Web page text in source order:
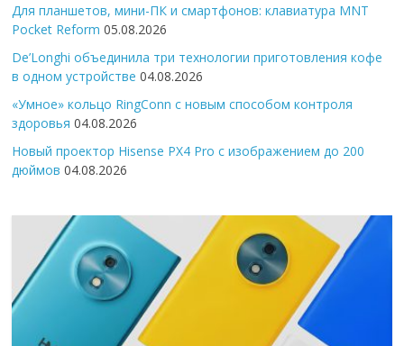
Для планшетов, мини-ПК и смартфонов: клавиатура MNT
Pocket Reform 05.08.2026
De’Longhi объединила три технологии приготовления кофе
в одном устройстве 04.08.2026
«Умное» кольцо RingConn с новым способом контроля
здоровья 04.08.2026
Новый проектор Hisense PX4 Pro с изображением до 200
дюймов 04.08.2026